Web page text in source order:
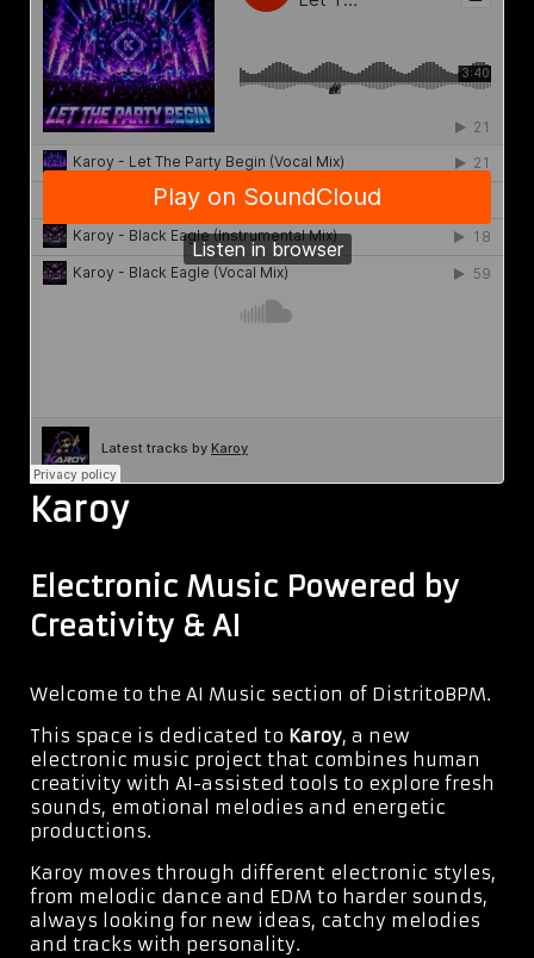
Karoy
Electronic Music Powered by
Creativity & AI
Welcome to the AI Music section of DistritoBPM.
This space is dedicated to Karoy, a new
electronic music project that combines human
creativity with AI-assisted tools to explore fresh
sounds, emotional melodies and energetic
productions.
Karoy moves through different electronic styles,
from melodic dance and EDM to harder sounds,
always looking for new ideas, catchy melodies
and tracks with personality.